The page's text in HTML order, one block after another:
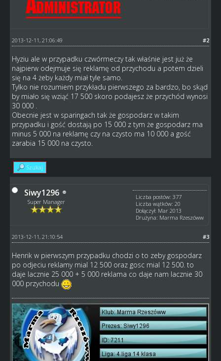
#2
2013-12-11, 21:06:49
Hyziu ale w przypadku czwórmeczy tak właśnie jest już że
najpierw odejmuje się reklamę od przychodu a potem dzieli
się na 4 żeby każdy miał tyle samo.
Tylko nie rozumiem przykładu pierwszego za bardzo, bo skąd
by miało się wziąć 17 500 skoro podajesz że przychód wynosi
30 000 .
Obecnie jest w sparingach tak że gospodarz w takim
przypadku i gość dostają po 15 000 z tym że gospodarz ma
minus 5 000 na reklamę czy na czysto ma 10 000 a gość
zarabia 15 000 na czysto.
Szukaj
Siwy1296
Super Manager
Liczba postów: 377
Liczba wątków: 20
Dołączył: Mar 2013
Drużyna: Marma Rzeszóww
#3
2013-12-11, 21:10:54
Henrik w pierwszym przypadku chodzi o to zeby gospodarz
po odjeciu reklamy mial 12 500 oraz gosc mial 12 500. to
daje lacznie 25 000 + 5 000 reklama co daje nam lacznie 30
000 przychodu